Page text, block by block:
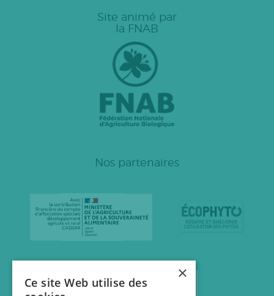
Site animé par
la FNAB
Nos partenaires
×
Ce site Web utilise des